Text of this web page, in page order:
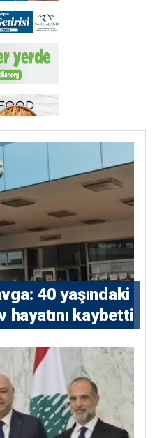
40 yaşındaki
hayatını kaybetti